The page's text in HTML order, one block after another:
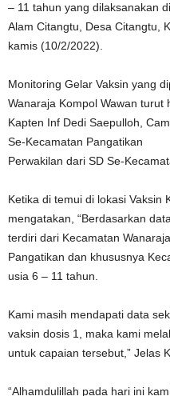
– 11 tahun yang dilaksanakan
Alam Citangtu, Desa Citangtu,
kamis (10/2/2022).
Monitoring Gelar Vaksin yang
Wanaraja Kompol Wawan turut
Kapten Inf Dedi Saepulloh,
Se-Kecamatan Pangatikan
Perwakilan dari SD Se-
Ketika di temui di lokasi Vaksin
mengatakan, “Berdasarkan
terdiri dari Kecamatan
Pangatikan dan khususnya
usia 6 – 11 tahun.
Kami masih mendapati data
vaksin dosis 1, maka kami
untuk capaian tersebut,” Jelas
“Alhamdulillah pada hari ini